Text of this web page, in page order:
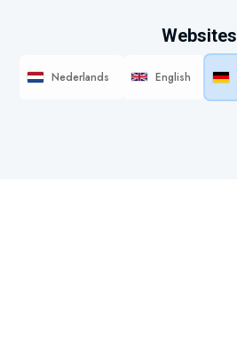
Websites
Nederlands English